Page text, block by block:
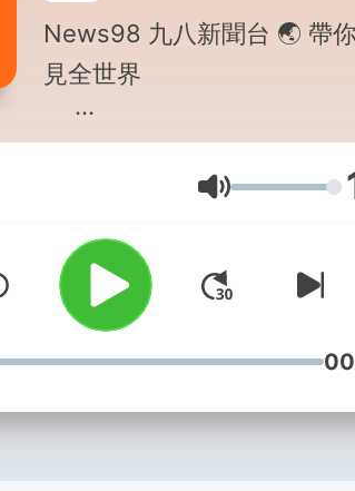
News98 九八新聞台 🌏 帶
見全世界
news98radio@gmail.com
Powered by
Volume